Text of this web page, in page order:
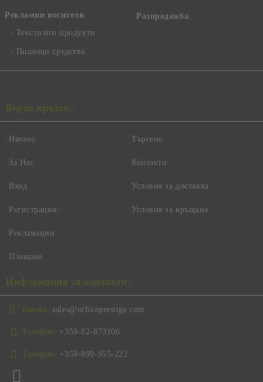
Рекламни носители
Текстилни продукти
Пишещи средства
Разпродажба
Бързи връзки:
Начало
За Нас
Вход
Регистрация
Търсене
Контакти
Условия за доставка
Условия за връщане
Рекламации
Плащане
Информация за контакти:
Имейл: sales@officeprestige.com
Телефон: +359-82-873106
Телефон: +359-899-955-222